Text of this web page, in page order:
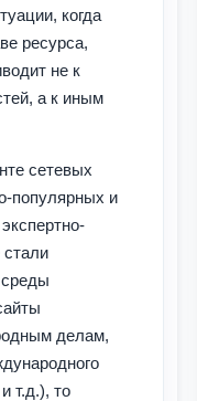
когда
ресурса,
не к
а к иным
сетевых
популярных и
делам,
т.д.), то